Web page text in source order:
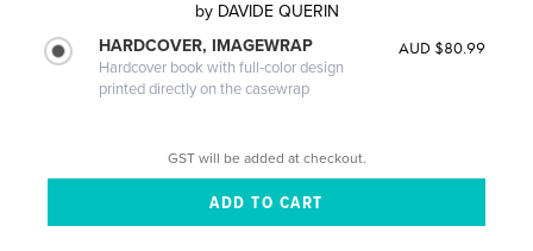
by DAVIDE QUERIN
HARDCOVER, IMAGEWRAP
Hardcover book with full-color design
printed directly on the casewrap
AUD $80.99
GST will be added at checkout.